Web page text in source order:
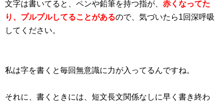
文字は書いてると、ペンや鉛筆を持つ指が、 赤くなってた
り、プルプルしてることがあるので、気づいたら1回深呼吸
してください。
私は字を書くと毎回無意識に力が入ってるんですね。
それに、書くときには、短文長文関係なしに早く書き終わ